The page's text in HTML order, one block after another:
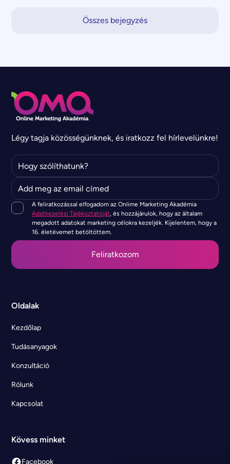
Összes bejegyzés
Légy tagja közösségünknek, és iratkozz fel hírlevelünkre!
A feliratkozással elfogadom az Onlime Marketing Akadémia
Adatkezelési Tájékoztatóját, és hozzájárulok, hogy az általam
megadott adatokat marketing célokra kezeljék. Kijelentem, hogy a
16. életévemet betöltöttem.
Oldalak
Kezdőlap
Tudásanyagok
Konzultáció
Rólunk
Kapcsolat
Kövess minket
Facebook